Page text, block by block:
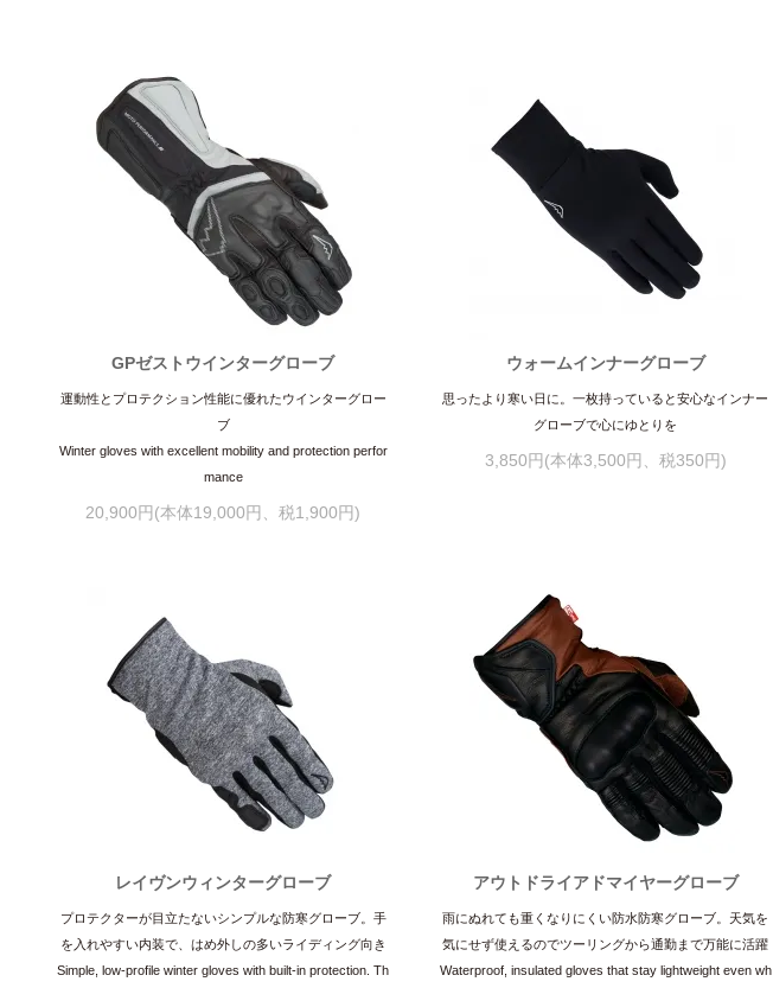
GPゼストウインターグローブ
運動性とプロテクション性能に優れたウインターグロー
ブ
Winter gloves with excellent mobility and protection perfor
mance
20,900円(本体19,000円、税1,900円)
ウォームインナーグローブ
思ったより寒い日に。一枚持っていると安心なインナー
グローブで心にゆとりを
3,850円(本体3,500円、税350円)
レイヴンウィンターグローブ
プロテクターが目立たないシンプルな防寒グローブ。手
を入れやすい内装で、はめ外しの多いライディング向き
Simple, low-profile winter gloves with built-in protection. Th
アウトドライアドマイヤーグローブ
雨にぬれても重くなりにくい防水防寒グローブ。天気を
気にせず使えるのでツーリングから通勤まで万能に活躍
Waterproof, insulated gloves that stay lightweight even wh